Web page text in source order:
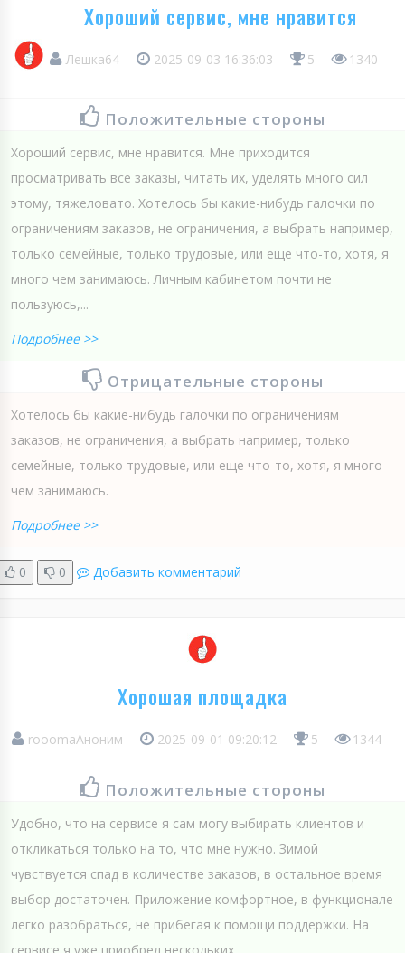
Хороший сервис, мне нравится
Лешка64 2025-09-03 16:36:03 5 1340
Положительные стороны
Хороший сервис, мне нравится. Мне приходится
просматривать все заказы, читать их, уделять много сил
этому, тяжеловато. Хотелось бы какие-нибудь галочки по
ограничениям заказов, не ограничения, а выбрать например,
только семейные, только трудовые, или еще что-то, хотя, я
много чем занимаюсь. Личным кабинетом почти не
пользуюсь,...
Подробнее >>
Отрицательные стороны
Хотелось бы какие-нибудь галочки по ограничениям
заказов, не ограничения, а выбрать например, только
семейные, только трудовые, или еще что-то, хотя, я много
чем занимаюсь.
Подробнее >>
0 0 Добавить комментарий
Хорошая площадка
rooomaАноним 2025-09-01 09:20:12 5 1344
Положительные стороны
Удобно, что на сервисе я сам могу выбирать клиентов и
откликаться только на то, что мне нужно. Зимой
чувствуется спад в количестве заказов, в остальное время
выбор достаточен. Приложение комфортное, в функционале
легко разобраться, не прибегая к помощи поддержки. На